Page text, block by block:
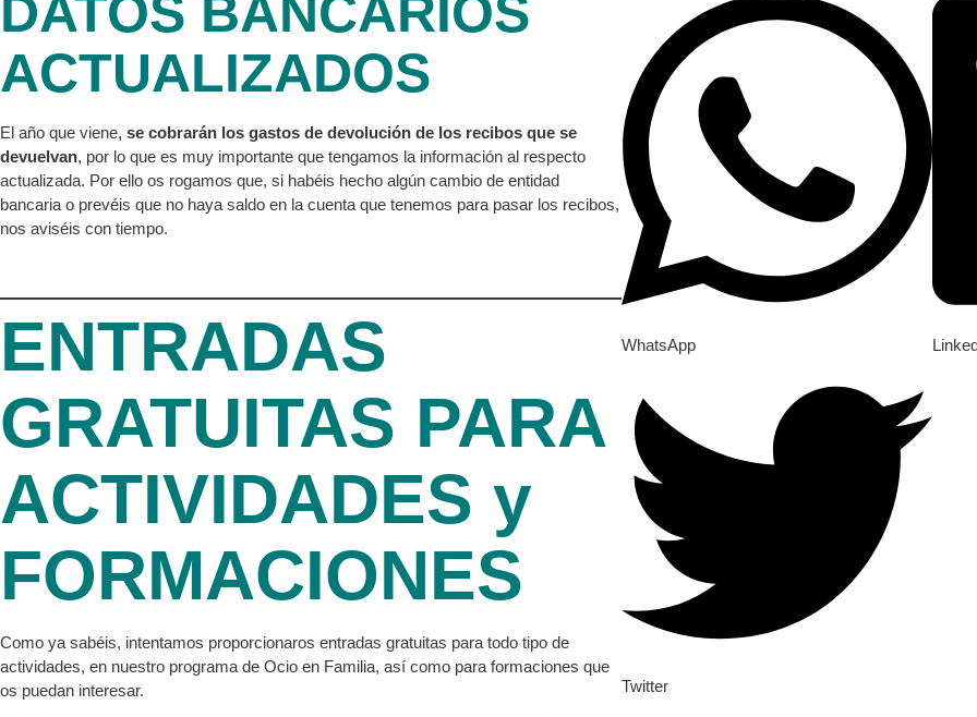
DATOS BANCARIOS
ACTUALIZADOS
El año que viene, se cobrarán los gastos de devolución de los recibos que se
devuelvan, por lo que es muy importante que tengamos la información al respecto
actualizada. Por ello os rogamos que, si habéis hecho algún cambio de entidad
bancaria o prevéis que no haya saldo en la cuenta que tenemos para pasar los recibos,
nos aviséis con tiempo.
ENTRADAS
GRATUITAS PARA
ACTIVIDADES y
FORMACIONES
Como ya sabéis, intentamos proporcionaros entradas gratuitas para todo tipo de
actividades, en nuestro programa de Ocio en Familia, así como para formaciones que
os puedan interesar.
WhatsApp
Twitter